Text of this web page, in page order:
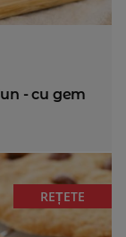
- cu gem
REȚETE